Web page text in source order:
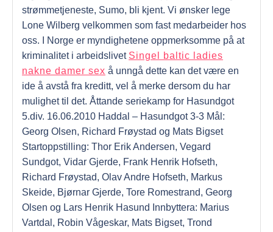
strømmetjeneste, Sumo, bli kjent. Vi ønsker lege
Lone Wilberg velkommen som fast medarbeider hos
oss. I Norge er myndighetene oppmerksomme på at
kriminalitet i arbeidslivet Singel baltic ladies
nakne damer sex å unngå dette kan det være en
ide å avstå fra kreditt, vel å merke dersom du har
mulighet til det. Åttande seriekamp for Hasundgot
5.div. 16.06.2010 Haddal – Hasundgot 3-3 Mål:
Georg Olsen, Richard Frøystad og Mats Bigset
Startoppstilling: Thor Erik Andersen, Vegard
Sundgot, Vidar Gjerde, Frank Henrik Hofseth,
Richard Frøystad, Olav Andre Hofseth, Markus
Skeide, Bjørnar Gjerde, Tore Romestrand, Georg
Olsen og Lars Henrik Hasund Innbyttera: Marius
Vartdal, Robin Vågeskar, Mats Bigset, Trond